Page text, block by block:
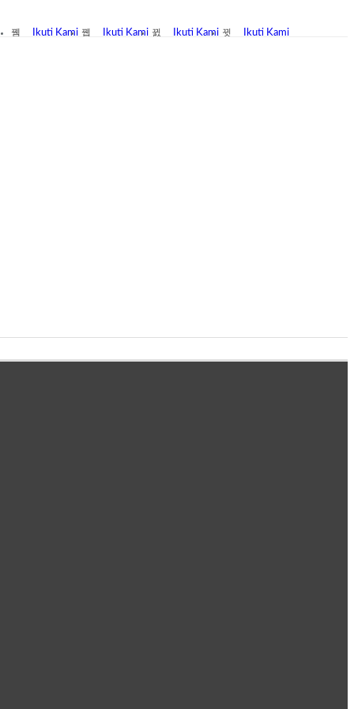
Ikuti Kami Ikuti Kami Ikuti Kami Ikuti Kami